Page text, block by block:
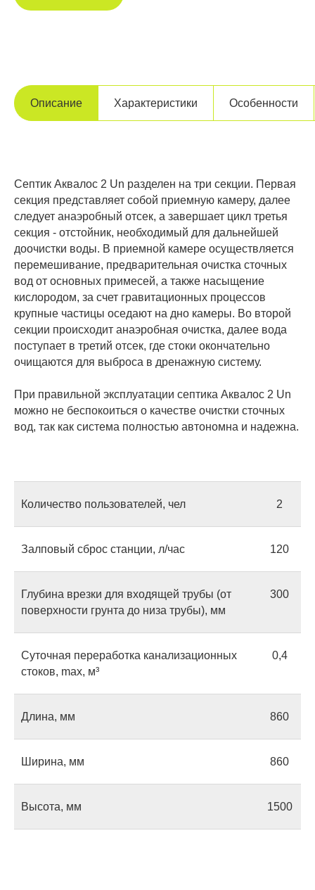
Описание Характеристики Особенности
Септик Аквалос 2 Un разделен на три секции. Первая
секция представляет собой приемную камеру, далее
следует анаэробный отсек, а завершает цикл третья
секция - отстойник, необходимый для дальнейшей
доочистки воды. В приемной камере осуществляется
перемешивание, предварительная очистка сточных
вод от основных примесей, а также насыщение
кислородом, за счет гравитационных процессов
крупные частицы оседают на дно камеры. Во второй
секции происходит анаэробная очистка, далее вода
поступает в третий отсек, где стоки окончательно
очищаются для выброса в дренажную систему.
При правильной эксплуатации септика Аквалос 2 Un
можно не беспокоиться о качестве очистки сточных
вод, так как система полностью автономна и надежна.
Количество пользователей, чел 2
Залповый сброс станции, л/час 120
Глубина врезки для входящей трубы (от
поверхности грунта до низа трубы), мм
300
Суточная переработка канализационных
стоков, max, м³
0,4
Длина, мм 860
Ширина, мм 860
Высота, мм 1500
Оставьте заявку